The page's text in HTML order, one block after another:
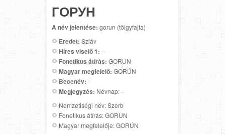
ГОРУН
A név jelentése: gorun (tölgyfajta)
Eredet: Szláv
Híres viselő 1: –
Fonetikus átírás: GORUN
Magyar megfelelő: GORÚN
Becenév: –
Megjegyzés: Névnap: –
Nemzetiségi név: Szerb
Fonetikus átírás: GORUN
Magyar megfelelője: GORÚN